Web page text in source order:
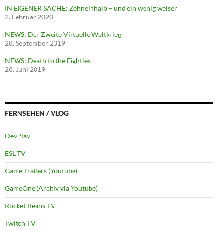
IN EIGENER SACHE: Zehneinhalb – und ein wenig weiser
2. Februar 2020
NEWS: Der Zweite Virtuelle Weltkrieg
28. September 2019
NEWS: Death to the Eighties
28. Juni 2019
FERNSEHEN / VLOG
DevPlay
ESL TV
Game Trailers (Youtube)
GameOne (Archiv via Youtube)
Rocket Beans TV
Twitch TV